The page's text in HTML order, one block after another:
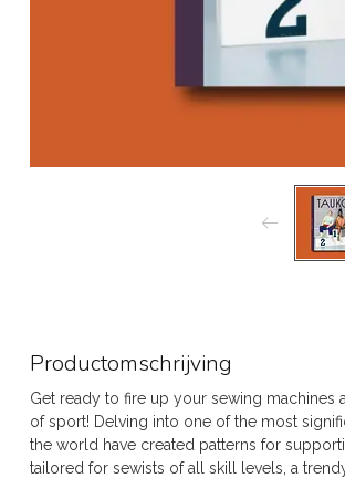
Productomschrijving
Get ready to fire up your sewing
of sport! Delving into one of the most
the world have created patterns for
tailored for sewists of all skill levels, a